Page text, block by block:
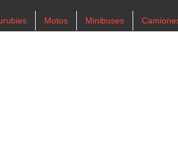
Motos Minibuses